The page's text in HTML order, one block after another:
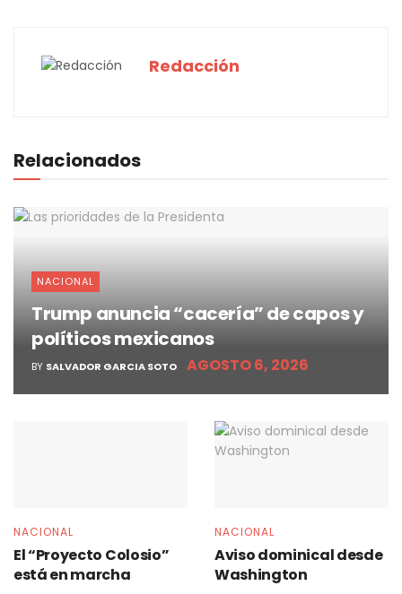
Redacción
Relacionados
NACIONAL
Trump anuncia “cacería” de capos y
políticos mexicanos
BY SALVADOR GARCIA SOTO AGOSTO 6, 2026
NACIONAL
El “Proyecto Colosio”
está en marcha
NACIONAL
Aviso dominical desde
Washington